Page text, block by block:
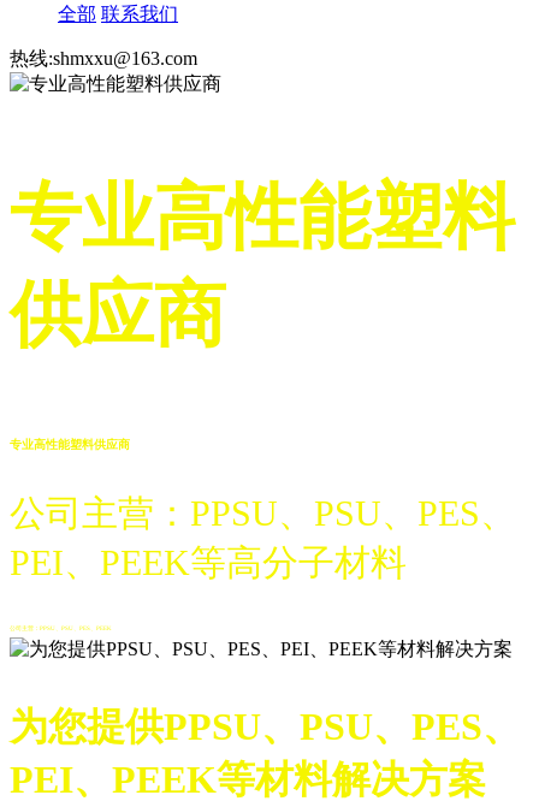
全部 联系我们
热线:shmxxu@163.com
专业高性能塑料
供应商
专业高性能塑料供应商
公司主营：PPSU、PSU、PES、
PEI、PEEK等高分子材料
公司主营：PPSU、PSU、PES、PEEK
为您提供PPSU、PSU、PES、
PEI、PEEK等材料解决方案